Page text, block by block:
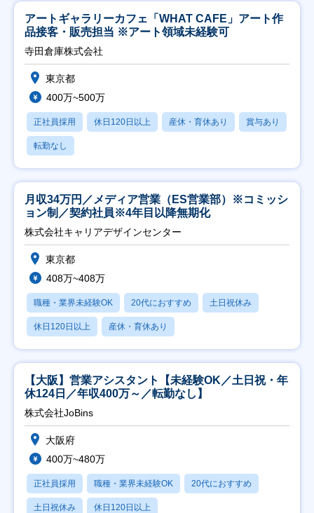
アートギャラリーカフェ「WHAT CAFE」アート作
品接客・販売担当 ※アート領域未経験可
寺田倉庫株式会社
東京都
400万~500万
正社員採用 休日120日以上 産休・育休あり 賞与あり
転勤なし
月収34万円／メディア営業（ES営業部）※コミッシ
ョン制／契約社員※4年目以降無期化
株式会社キャリアデザインセンター
東京都
408万~408万
職種・業界未経験OK 20代におすすめ 土日祝休み
休日120日以上 産休・育休あり
【大阪】営業アシスタント【未経験OK／土日祝・年
休124日／年収400万～／転勤なし】
株式会社JoBins
大阪府
400万~480万
正社員採用 職種・業界未経験OK 20代におすすめ
土日祝休み 休日120日以上